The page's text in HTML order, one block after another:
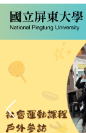
跳
到
主
內